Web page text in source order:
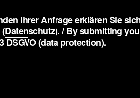
Ihrer Anfrage erklären Sie
Datenschutz). / By submitting
DSGVO (data protection).